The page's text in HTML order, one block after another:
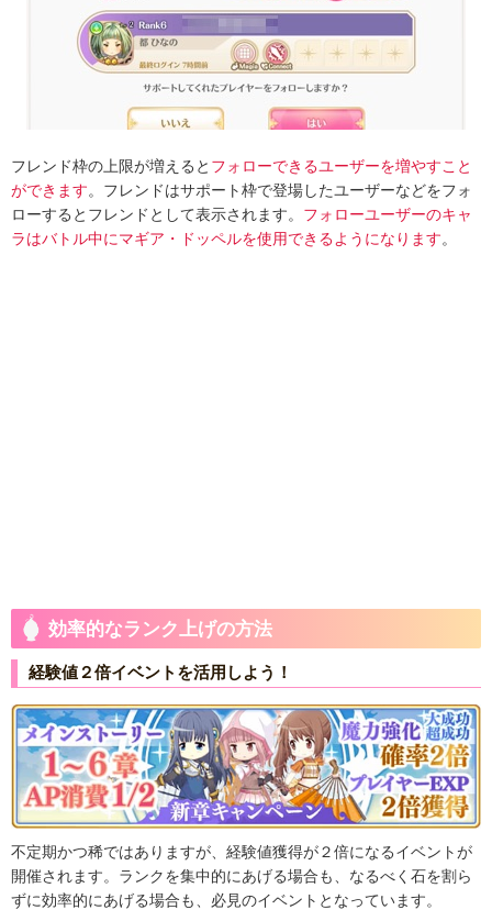
フレンド枠の上限が増えると フォローできるユーザーを増やすこと
ができます。フレンドはサポート枠で登場したユーザーなどをフォ
ローするとフレンドとして表示されます。 フォローユーザーのキャ
ラはバトル中にマギア・ドッペルを使用できるようになります。
効率的なランク上げの方法
経験値２倍イベントを活用しよう！
不定期かつ稀ではありますが、経験値獲得が２倍になるイベントが
開催されます。ランクを集中的にあげる場合も、なるべく石を割ら
ずに効率的にあげる場合も、必見のイベントとなっています。